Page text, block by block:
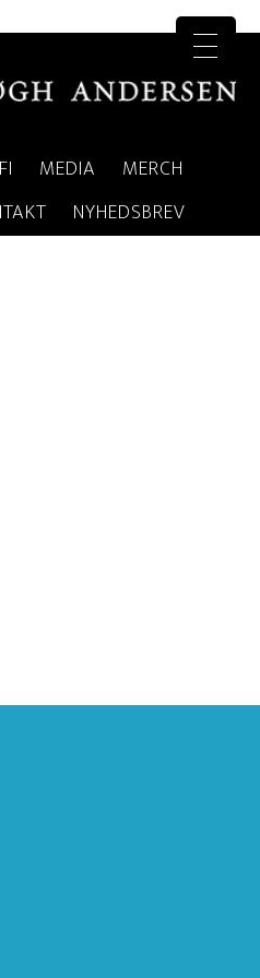
MEDIA
MERCH
NYHEDSBREV